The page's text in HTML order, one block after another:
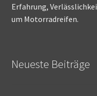
Erfahrung,
um Motorradreifen.
Neueste Beiträge